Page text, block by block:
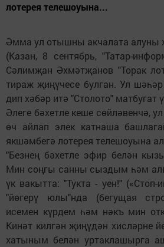
лотерея телешоуына...
Әмма ул отышны акчалата алуны
(Казан, 8 сентябрь, "Татар-
Сәлимҗан Әхмәтҗанов "Торак
тираж җиңүчесе булган. Ул
дип хәбәр итә "Столото" матбугат
Әлеге бәхетле кеше сөйләвенчә,
өч айлап элек катнаша
якшәмбегә лотерея телешоуына
"Безнең бәхетле эфир белән
Мин соңгы санны сыздым һәм
үк вакытта: "Тукта - уен!"
"йөгерү юлы"нда (бегущая
исемен күрдем һәм нәкъ мин
Кинәт килгән җиңүдән хисләрне
хатыным белән уртаклашырга